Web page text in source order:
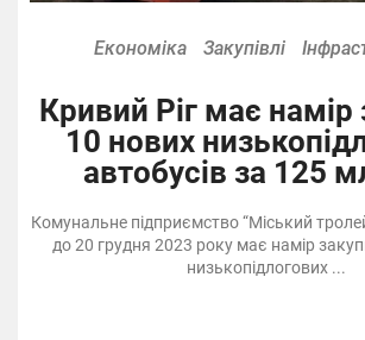
Економіка Закупівлі
Кривий Ріг має намір
10 нових
автобусів за 125
Комунальне підприємство “Міський
до 20 грудня 2023 року має намір
низькопідлогових ...